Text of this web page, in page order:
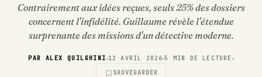
Contrairement aux idées reçues, seuls 25% des dossiers
concernent l'infidélité. Guillaume révèle l'étendue
surprenante des missions d'un détective moderne.
PARALEX QUILGHINI 12 AVRIL 2026 5
MIN DE LECTURE
SAUVEGARDER